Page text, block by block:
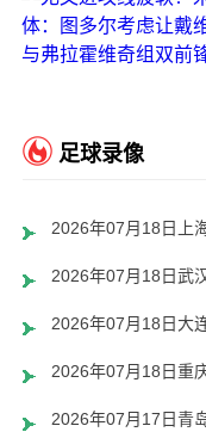
足球录像
2026年07月18日上
2026年07月18日武
2026年07月18日大
2026年07月18日重
2026年07月17日青